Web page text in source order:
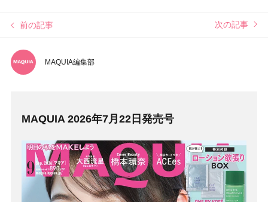
前の記事 次の記事
MAQUIA編集部
MAQUIA 2026年7月22日発売号